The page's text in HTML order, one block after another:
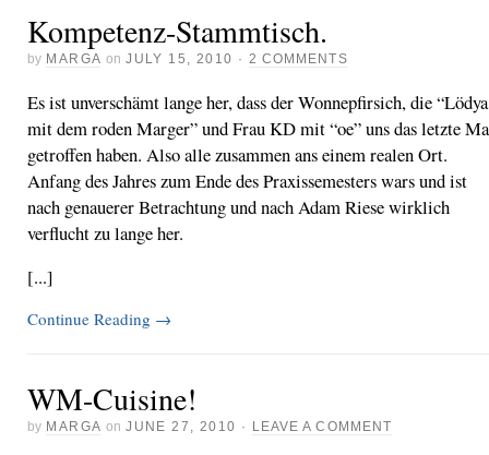
Kompetenz-Stammtisch.
by MARGA on JULY 15, 2010 · 2 COMMENTS
Es ist unverschämt lange her, dass der Wonnepfirsich, die “Lödya
mit dem roden Marger” und Frau KD mit “oe” uns das letzte
getroffen haben. Also alle zusammen ans einem realen Ort.
Anfang des Jahres zum Ende des Praxissemesters wars und ist
nach genauerer Betrachtung und nach Adam Riese wirklich
verflucht zu lange her.
[...]
Continue Reading →
WM-Cuisine!
by MARGA on JUNE 27, 2010 · LEAVE A COMMENT